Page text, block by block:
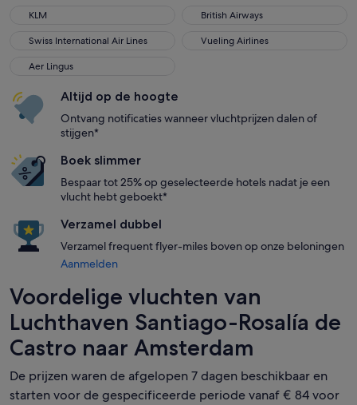
KLM
KLM British Airways
British Airways
Swiss International Air Lines
Swiss International Air Lines Vueling Airlines
Vueling Airlines
Aer Lingus
Aer Lingus
Altijd op de hoogte
Ontvang notificaties wanneer vluchtprijzen dalen of
stijgen*
Boek slimmer
Bespaar tot 25% op geselecteerde hotels nadat je een
vlucht hebt geboekt*
Verzamel dubbel
Verzamel frequent flyer-miles boven op onze beloningen
Aanmelden
Voordelige vluchten van
Luchthaven Santiago-Rosalía de
Castro naar Amsterdam
De prijzen waren de afgelopen 7 dagen beschikbaar en
starten voor de gespecificeerde periode vanaf € 84 voor